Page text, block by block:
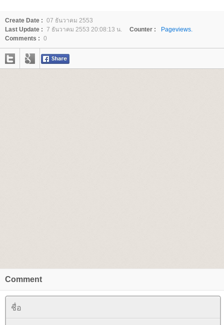
Create Date : 07 ธันวาคม 2553
Last Update : 7 ธันวาคม 2553 20:08:13 น. Counter :
Pageviews.
Comments : 0
Comment